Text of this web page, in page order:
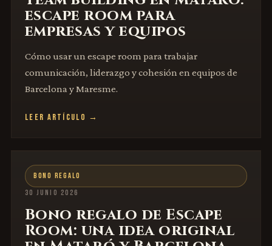
escape room para
empresas y equipos
Cómo usar un escape room para trabajar
comunicación, liderazgo y cohesión en equipos de
Barcelona y Maresme.
LEER ARTÍCULO →
BONO REGALO
30 JUNIO 2026
Bono regalo de Escape
Room: una idea original